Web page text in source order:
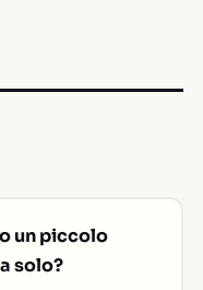
un piccolo
solo?